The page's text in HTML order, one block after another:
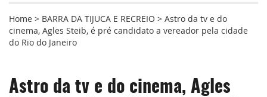
Home > BARRA DA TIJUCA E RECREIO > Astro da tv e do
cinema, Agles Steib, é pré candidato a vereador pela cidade
do Rio do Janeiro
Astro da tv e do cinema, Agles